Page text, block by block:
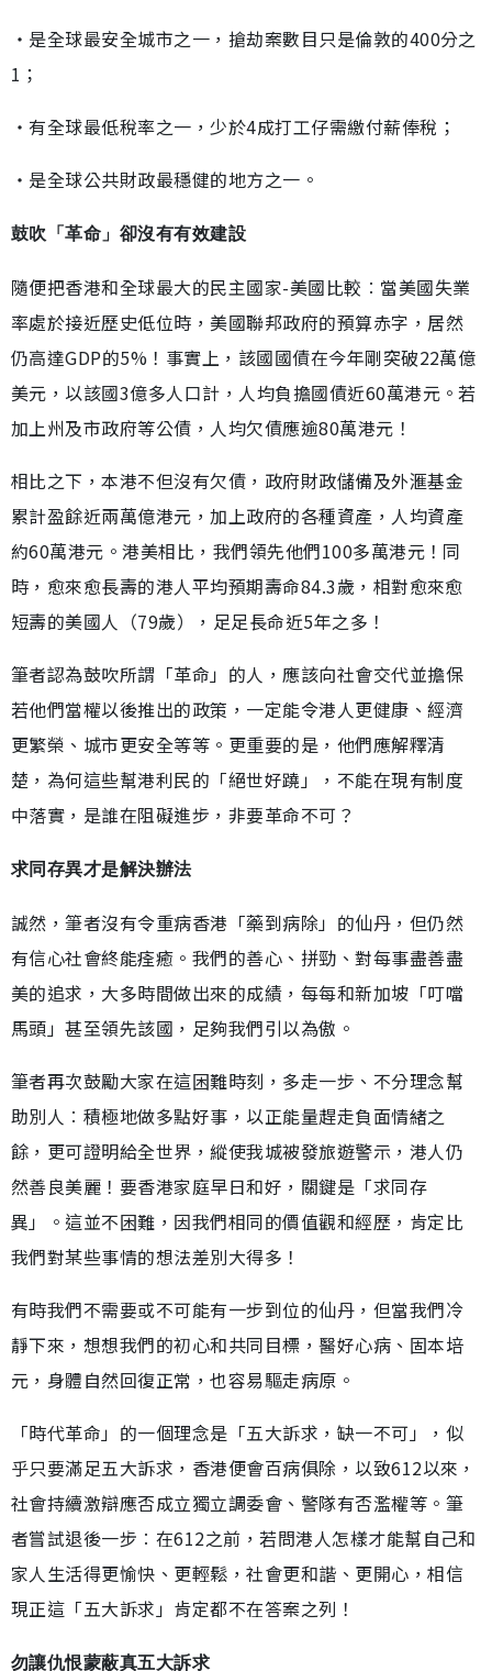
‧是全球最安全城市之一，搶劫案數目只是倫敦的400分之
1；
‧有全球最低稅率之一，少於4成打工仔需繳付薪俸稅；
‧是全球公共財政最穩健的地方之一。
鼓吹「革命」卻沒有有效建設
隨便把香港和全球最大的民主國家-美國比較︰當美國失業
率處於接近歷史低位時，美國聯邦政府的預算赤字，居然
仍高達GDP的5%！事實上，該國國債在今年剛突破22萬億
美元，以該國3億多人口計，人均負擔國債近60萬港元。若
加上州及市政府等公債，人均欠債應逾80萬港元！
相比之下，本港不但沒有欠債，政府財政儲備及外滙基金
累計盈餘近兩萬億港元，加上政府的各種資產，人均資產
約60萬港元。港美相比，我們領先他們100多萬港元！同
時，愈來愈長壽的港人平均預期壽命84.3歲，相對愈來愈
短壽的美國人（79歲），足足長命近5年之多！
筆者認為鼓吹所謂「革命」的人，應該向社會交代並擔保
若他們當權以後推出的政策，一定能令港人更健康、經濟
更繁榮、城市更安全等等。更重要的是，他們應解釋清
楚，為何這些幫港利民的「絕世好蹺」，不能在現有制度
中落實，是誰在阻礙進步，非要革命不可？
求同存異才是解決辦法
誠然，筆者沒有令重病香港「藥到病除」的仙丹，但仍然
有信心社會終能痊癒。我們的善心、拼勁、對每事盡善盡
美的追求，大多時間做出來的成績，每每和新加坡「叮噹
馬頭」甚至領先該國，足夠我們引以為傲。
筆者再次鼓勵大家在這困難時刻，多走一步、不分理念幫
助別人︰積極地做多點好事，以正能量趕走負面情緒之
餘，更可證明給全世界，縱使我城被發旅遊警示，港人仍
然善良美麗！要香港家庭早日和好，關鍵是「求同存
異」。這並不困難，因我們相同的價值觀和經歷，肯定比
我們對某些事情的想法差別大得多！
有時我們不需要或不可能有一步到位的仙丹，但當我們冷
靜下來，想想我們的初心和共同目標，醫好心病、固本培
元，身體自然回復正常，也容易驅走病原。
「時代革命」的一個理念是「五大訴求，缺一不可」，似
乎只要滿足五大訴求，香港便會百病俱除，以致612以來，
社會持續激辯應否成立獨立調委會、警隊有否濫權等。筆
者嘗試退後一步︰在612之前，若問港人怎樣才能幫自己和
家人生活得更愉快、更輕鬆，社會更和諧、更開心，相信
現正這「五大訴求」肯定都不在答案之列！
勿讓仇恨蒙蔽真五大訴求